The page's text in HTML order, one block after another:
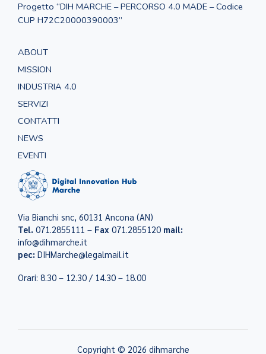
Progetto “DIH MARCHE – PERCORSO 4.0 MADE – Codice
CUP H72C20000390003”
ABOUT
MISSION
INDUSTRIA 4.0
SERVIZI
CONTATTI
NEWS
EVENTI
Via Bianchi snc, 60131 Ancona (AN)
Tel. 071.2855111 – Fax 071.2855120 mail:
info@dihmarche.it
pec: DIHMarche@legalmail.it
Orari: 8.30 – 12.30 / 14.30 – 18.00
Copyright © 2026 dihmarche